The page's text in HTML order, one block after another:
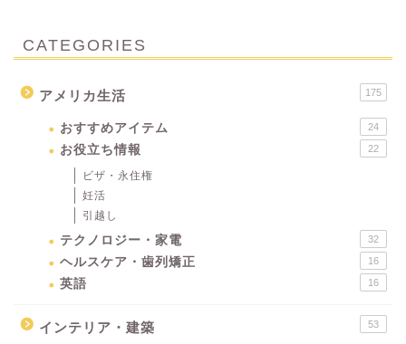
CATEGORIES
アメリカ生活 175
おすすめアイテム 24
お役立ち情報 22
ビザ・永住権
妊活
引越し
テクノロジー・家電 32
ヘルスケア・歯列矯正 16
英語 16
インテリア・建築 53